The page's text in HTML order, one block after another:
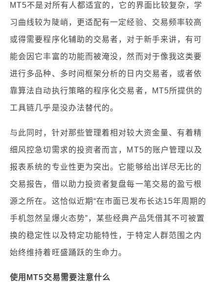
MT5不是对所有人都适宜的，它的界面比较复杂，学
习曲线较为陡峭，更适配有一定经验、交易频率较高
或得需要程序化辅助的交易者，对于新手来讲，有可
能会因它丰富的功能而被淹没，然而对于像我这类要
进行多品种、多时间框架分析的日内交易者，或者依
靠算法自动执行策略的程序化交易者，MT5所提供的
工具链几乎是没办法替代的。
与此同时，针对那些管理着相对较大资金量、有着精
细风控急切需求的投资者而言，MT5的账户管理以及
报表系统的专业性更为突出。它能够给出详尽无比的
交易报告，借以助力投资者复盘每一笔交易的盈亏根
源之所在。这恰似近期“在市面已发布长达15年周期的
手机忽然呈爆火态势”，某些经典产品凭借其不可被置
换的稳定性以及特定功能特性，于特定人群范围之内
始终维持着旺盛踊跃的生命力。
使用MT5交易需要注意什么